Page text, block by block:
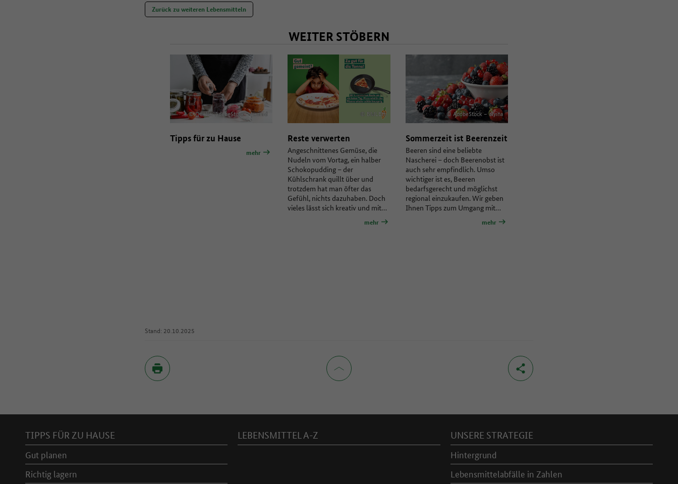
Zurück zu weiteren Lebensmitteln
WEITER STÖBERN
© Quelle: AdobeStock – Leonid
Tipps für zu Hause
mehr
© BMLEH
Reste verwerten
Angeschnittenes Gemüse, die
Nudeln vom Vortag, ein halber
Schokopudding – der
Kühlschrank quillt über und
trotzdem hat man öfter das
Gefühl, nichts dazuhaben. Doch
vieles lässt sich kreativ und mit…
mehr
© AdobeStock – olyina
Sommerzeit ist Beerenzeit
Beeren sind eine beliebte
Nascherei – doch Beerenobst ist
auch sehr empfindlich. Umso
wichtiger ist es, Beeren
bedarfsgerecht und möglichst
regional einzukaufen. Wir geben
Ihnen Tipps zum Umgang mit…
mehr
Stand: 20.10.2025
TIPPS FÜR ZU HAUSE
Gut planen
Richtig lagern
LEBENSMITTEL A-Z
UNSERE STRATEGIE
Hintergrund
Lebensmittelabfälle in Zahlen